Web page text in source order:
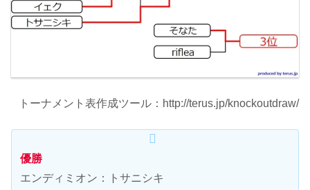
トーナメント表作成ツール：http://terus.jp/knockoutdraw/
優勝
エンディミオン：トサニシキ